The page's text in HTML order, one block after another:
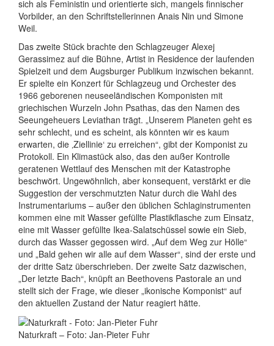
sich als Feministin und orientierte sich, mangels finnischer
Vorbilder, an den Schriftstellerinnen Anais Nin und Simone
Weil.
Das zweite Stück brachte den Schlagzeuger Alexej
Gerassimez auf die Bühne, Artist in Residence der laufenden
Spielzeit und dem Augsburger Publikum inzwischen bekannt.
Er spielte ein Konzert für Schlagzeug und Orchester des
1966 geborenen neuseeländischen Komponisten mit
griechischen Wurzeln John Psathas, das den Namen des
Seeungeheuers Leviathan trägt. „Unserem Planeten geht es
sehr schlecht, und es scheint, als könnten wir es kaum
erwarten, die ‚Ziellinie‘ zu erreichen“, gibt der Komponist zu
Protokoll. Ein Klimastück also, das den außer Kontrolle
geratenen Wettlauf des Menschen mit der Katastrophe
beschwört. Ungewöhnlich, aber konsequent, verstärkt er die
Suggestion der verschmutzten Natur durch die Wahl des
Instrumentariums – außer den üblichen Schlaginstrumenten
kommen eine mit Wasser gefüllte Plastikflasche zum Einsatz,
eine mit Wasser gefüllte Ikea-Salatschüssel sowie ein Sieb,
durch das Wasser gegossen wird. „Auf dem Weg zur Hölle“
und „Bald gehen wir alle auf dem Wasser“, sind der erste und
der dritte Satz überschrieben. Der zweite Satz dazwischen,
„Der letzte Bach“, knüpft an Beethovens Pastorale an und
stellt sich der Frage, wie dieser „ikonische Komponist“ auf
den aktuellen Zustand der Natur reagiert hätte.
Naturkraft – Foto: Jan-Pieter Fuhr